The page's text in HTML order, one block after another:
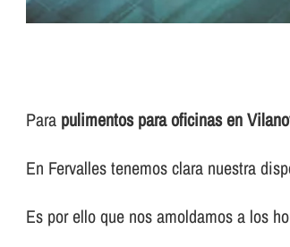
Para pulimentos para oficinas en
En Fervalles tenemos clara nuestra
Es por ello que nos amoldamos a los